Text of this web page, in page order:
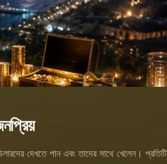
দেখতে পান এবং তাদের সাথে খেলেন। প্রতিটি